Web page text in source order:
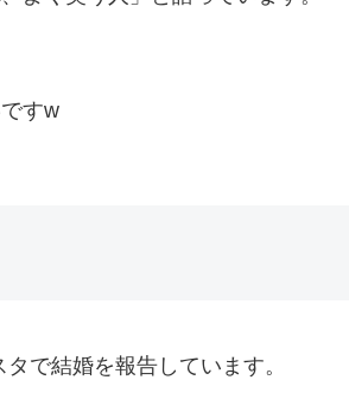
すw
で結婚を報告しています。